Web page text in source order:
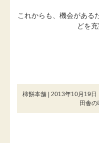
これからも、機会がある
どを
柿餅本舗 | 2013年10月19日 |
田舎の